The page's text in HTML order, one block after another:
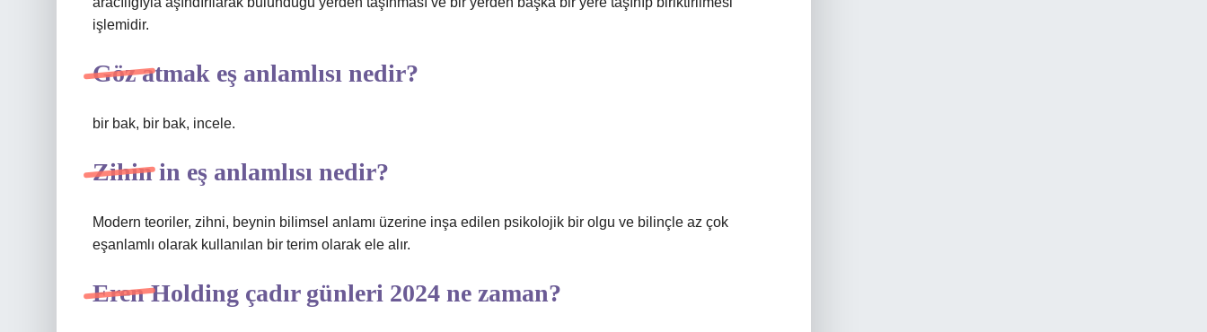
işlemidir.
Göz atmak eş anlamlısı nedir?
bir bak, bir bak, incele.
Zihin in eş anlamlısı nedir?
Modern teoriler, zihni, beynin bilimsel anlamı üzerine inşa edilen psikolojik bir olgu ve bilinçle az çok
eşanlamlı olarak kullanılan bir terim olarak ele alır.
Eren Holding çadır günleri 2024 ne zaman?